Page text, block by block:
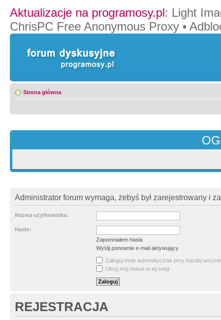
Aktualizacje na programosy.pl: Light
ChrisPC Free Anonymous Proxy •
Strona główna
Administrator forum wymaga, żebyś był zarejestrowany i
Nazwa użytkownika:
Hasło:
Zapomniałem hasła
Wyślij ponownie e-mail aktywujący
Zaloguj mnie automatycznie przy każdej wizycie
Ukryj mój status w tej sesji
REJESTRACJA